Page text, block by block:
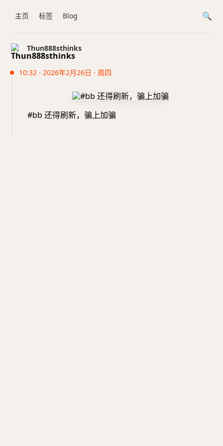
Thun888sthinks
10:32 · 2026年2月26日 · 周四
#bb 还得刷新，骗上加骗
主页 标签 Blog